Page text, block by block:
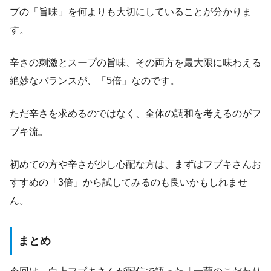
プの「旨味」を何よりも大切にしていることが分かりま
す。
辛さの刺激とスープの旨味、その両方を最大限に味わえる
絶妙なバランスが、「5倍」なのです。
ただ辛さを求めるのではなく、全体の調和を考えるのがフ
ブキ流。
初めての方や辛さが少し心配な方は、まずはフブキさんお
すすめの「3倍」から試してみるのも良いかもしれませ
ん。
まとめ